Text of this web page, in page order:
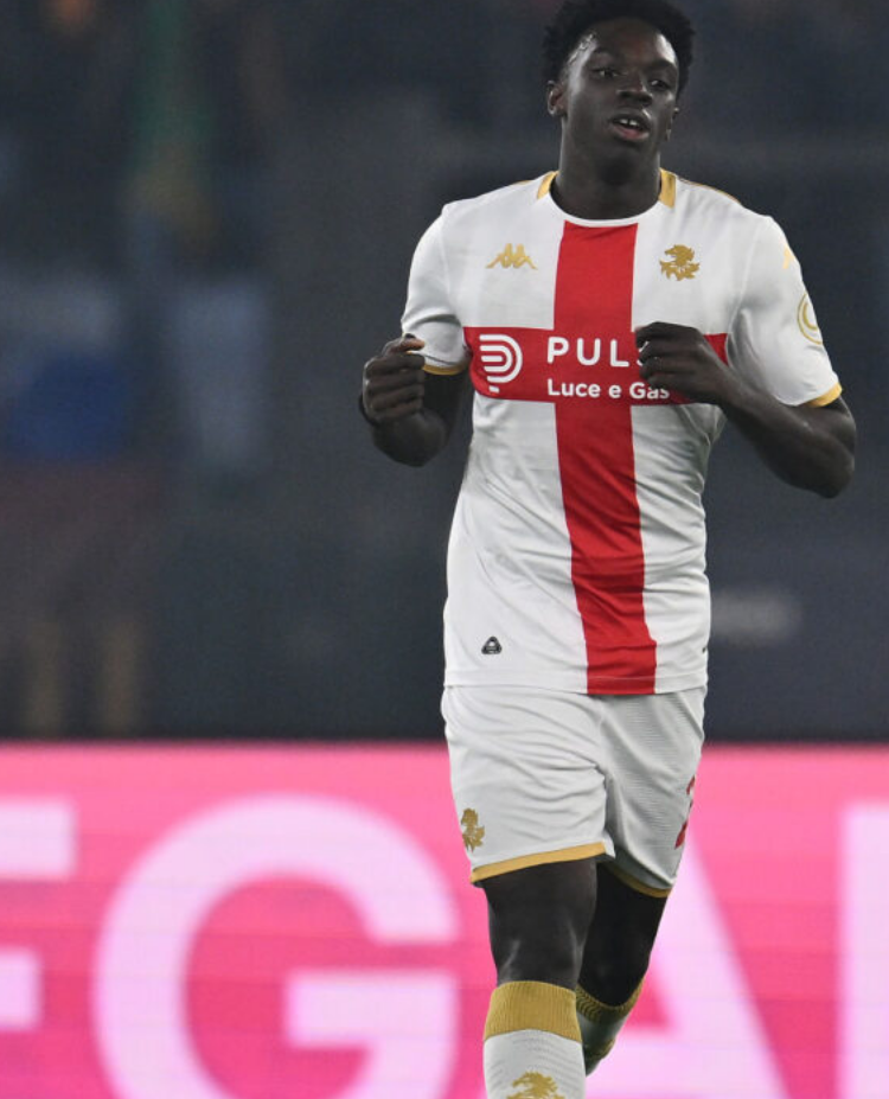
Corsa a tre per Piccoli, il Bologna
prova a superare il Genoa con
un’offerta definitiva
7 Agosto 2026
Sow è del Genoa, un centrocampista
da 4 milioni per De Rossi
7 Agosto 2026